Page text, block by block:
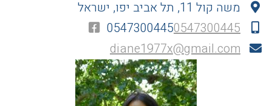
משה קול 11, תל אביב יפו, ישראל
05473004450547300445
diane1977x@gmail.com